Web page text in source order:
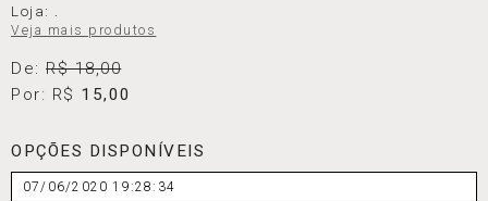
Loja:
Veja mais produtos
De:R$ 18,00
Por: R$ 15,00
OPÇÕES DISPONÍVEIS
07/06/2020 19:28:34